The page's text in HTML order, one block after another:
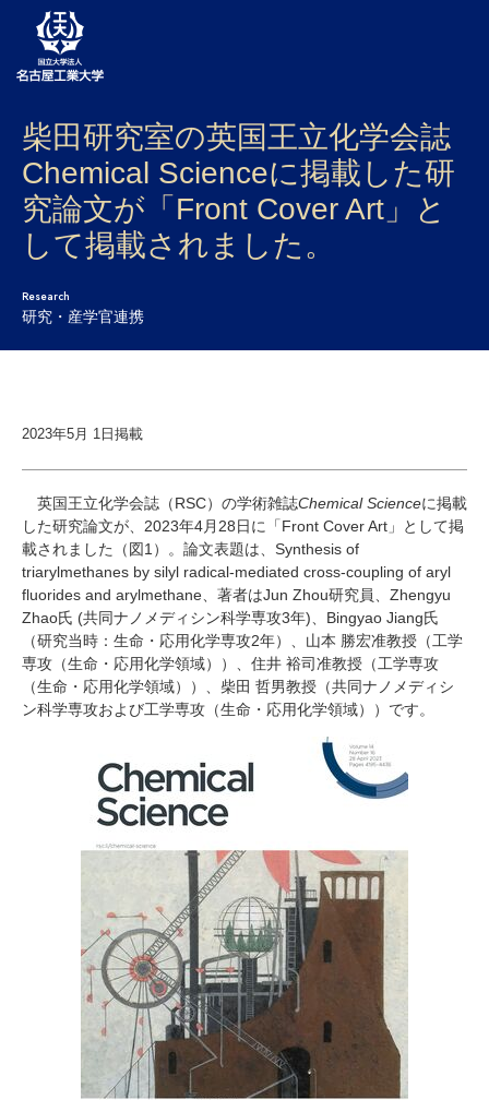
大学案内
学部・大学院・センター
入試
研究・産学官連携
国際交流
研究・教員Navi
受験生 在学生
卒業生
企業・研究者
地域・一般
寄附のお願い
アクセス
キャンパスマップ お問い合わせ English 資料請求
柴田研究室の英国王立化学会誌
Chemical Scienceに掲載した研
究論文が「Front Cover Art」と
して掲載されました。
Research
研究・産学官連携
2023年5月 1日掲載
英国王立化学会誌（RSC）の学術雑誌Chemical Scienceに掲載
した研究論文が、 2023年4月 28日に「Front Cover Art 」として掲
載されました（図1 ）。論文表題は、 Synthesis of
triarylmethanes by silyl radical-mediated cross-coupling of aryl
fluorides and arylmethane、 著者はJun Zhou研究員、 Zhengyu
Zhao氏 (共同ナノメディシン科学専攻3年) Bingyao Jiang氏
（研究当時：生命・応用化学専攻2年）、山本 勝宏准教授（工学
専攻（生命・応用化学領域））、住井 裕司准教授（工学専攻
（生命・応用化学領域））、柴田 哲男教授（共同ナノメディシ
ン科学専攻および工学専攻（生命・応用化学領域））です。